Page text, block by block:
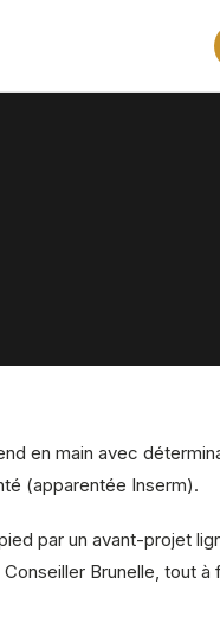
en main avec
(apparentée Inserm).
par un avant-projet
Brunelle, tout à